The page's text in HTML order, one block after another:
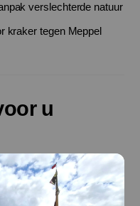
verslechterde natuur
kraker tegen Meppel
u